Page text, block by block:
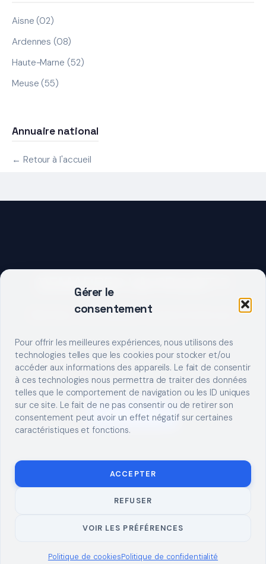
Gérer le
consentement
Pour offrir les meilleures expériences, nous utilisons des
technologies telles que les cookies pour stocker et/ou
accéder aux informations des appareils. Le fait de consentir
à ces technologies nous permettra de traiter des données
telles que le comportement de navigation ou les ID uniques
sur ce site. Le fait de ne pas consentir ou de retirer son
consentement peut avoir un effet négatif sur certaines
caractéristiques et fonctions.
ACCEPTER
REFUSER
VOIR LES PRÉFÉRENCES
Politique de cookiesPolitique de confidentialité
Aisne (02)
Ardennes (08)
Haute-Marne (52)
Meuse (55)
Annuaire national
← Retour à l'accueil
DEMARRER UN PROJET ?
Décrivez votre besoin, trouvez le bon pro.
S'INSCRIRE